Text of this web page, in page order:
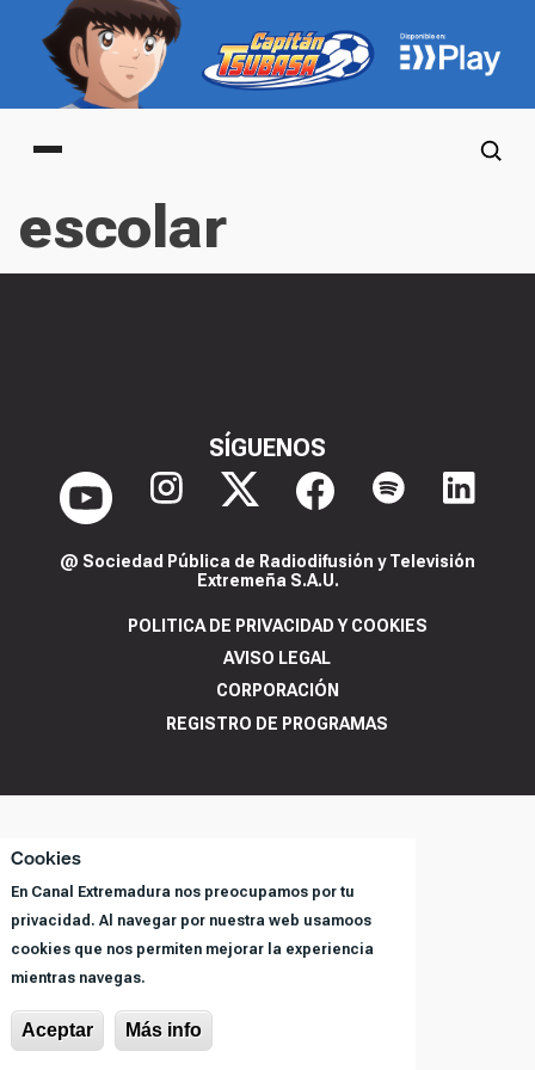
Cookies
En Canal Extremadura nos preocupamos por tu
privacidad. Al navegar por nuestra web usamoos
cookies que nos permiten mejorar la experiencia
mientras navegas.
Aceptar Más info
Main menu
escolar
SÍGUENOS
@ Sociedad Pública de Radiodifusión y Televisión
Extremeña S.A.U.
POLITICA DE PRIVACIDAD Y COOKIES
AVISO LEGAL
CORPORACIÓN
REGISTRO DE PROGRAMAS